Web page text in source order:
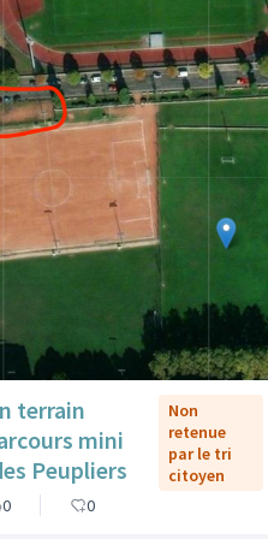
terrain
mini
Peupliers
Non
retenue
par le tri
citoyen
0 0